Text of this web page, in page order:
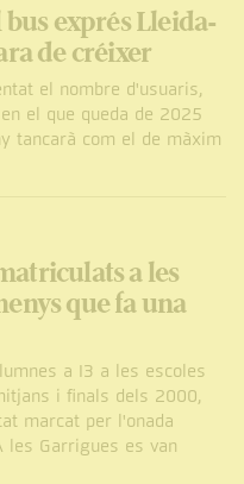
exprés Lleida-
de créixer
el nombre d'usuaris,
el que queda de 2025
tancarà com el de màxim
a les
que fa una
a I3 a les escoles
i finals dels 2000,
marcat per l'onada
Garrigues es van